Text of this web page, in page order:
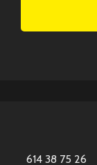
614 38 75 26